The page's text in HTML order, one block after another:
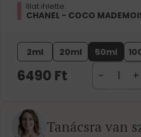
Illat ihlette:
CHANEL - COCO
2ml 20ml 50ml
6490 Ft
Tanácsra van